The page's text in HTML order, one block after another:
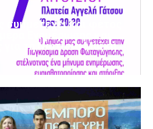
και φέτος
Ενημέρωσης και
για τη Νωτιαία Μυϊκή